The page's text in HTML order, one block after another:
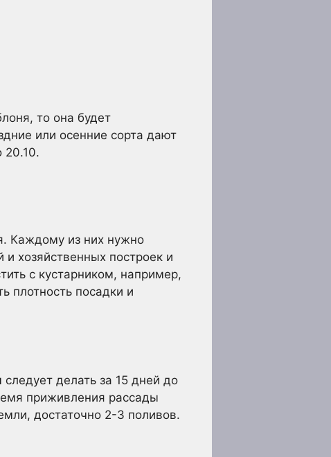
то она будет
или осенние сорта дают
20.10.
Каждому из них нужно
хозяйственных построек и
с кустарником, например,
плотность посадки и
делать за 15 дней до
приживления рассады
достаточно 2-3 поливов.